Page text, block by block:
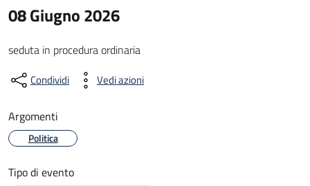
08 Giugno 2026
seduta in procedura ordinaria
Condividi Vedi azioni
Argomenti
Politica
Tipo di evento